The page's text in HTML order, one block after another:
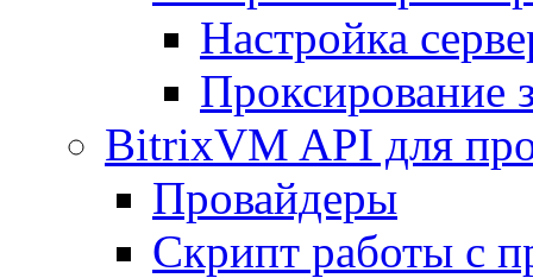
Настройка
Проксирование
BitrixVM API для
Провайдеры
Скрипт работы с